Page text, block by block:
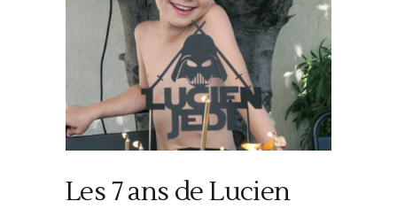
Les 7 ans de Lucien